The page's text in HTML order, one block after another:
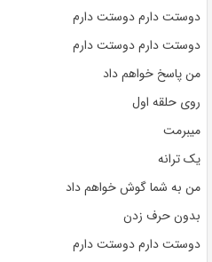
دوستت دارم دوستت دارم
دوستت دارم دوستت دارم
من پاسخ خواهم داد
روی حلقه اول
میبرمت
یک ترانه
من به شما گوش خواهم داد
بدون حرف زدن
دوستت دارم دوستت دارم